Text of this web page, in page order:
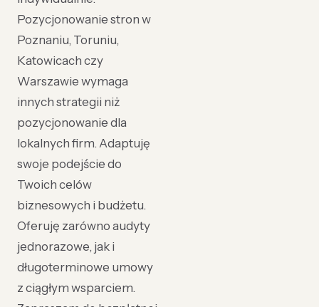
Pozycjonowanie stron w
Poznaniu, Toruniu,
Katowicach czy
Warszawie wymaga
innych strategii niż
pozycjonowanie dla
lokalnych firm. Adaptuję
swoje podejście do
Twoich celów
biznesowych i budżetu.
Oferuję zarówno audyty
jednorazowe, jak i
długoterminowe umowy
z ciągłym wsparciem.